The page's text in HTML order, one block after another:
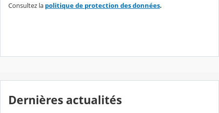
Consultez la politique de protection des données.
Dernières actualités